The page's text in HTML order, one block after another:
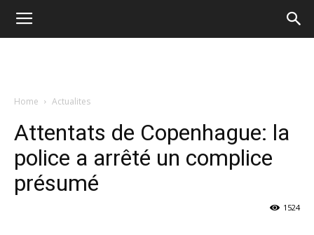
Home Actualites
Attentats de Copenhague: la
police a arrêté un complice
présumé
1524